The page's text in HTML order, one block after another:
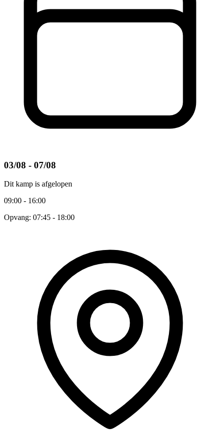
03/08 - 07/08
Dit kamp is afgelopen
09:00 - 16:00
Opvang: 07:45 - 18:00